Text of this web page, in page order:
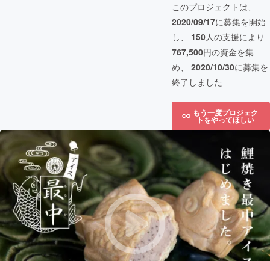
このプロジェクトは、
2020/09/17に募集を開始
し、 150人の支援により
767,500円の資金を集
め、 2020/10/30に募集を
終了しました
もう一度プロジェク
トをやってほしい